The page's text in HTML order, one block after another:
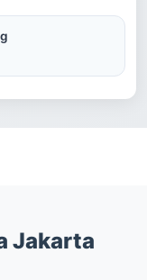
Jakarta